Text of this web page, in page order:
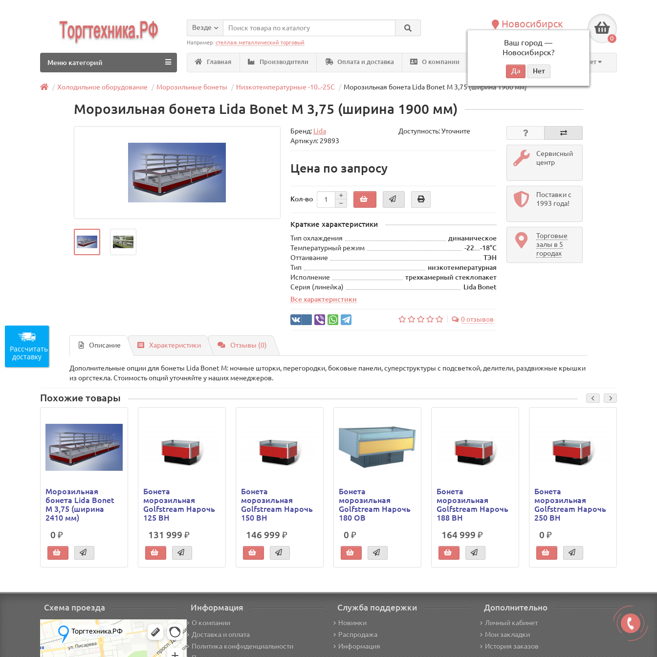
Новосибирск
Ваш город —
Новосибирск?
по будням, с 09:00 до 18:00
0
Везде
Например:стеллаж металлический торговый
Главная Производители Оплата и доставка О компании Личный кабинет
Меню категорий
Холодильное оборудование Морозильные бонеты Низкотемпературные -10..-25C Морозильная бонета Lida Bonet М 3,75 (ширина 1900 мм)
Морозильная бонета Lida Bonet М 3,75 (ширина 1900 мм)
Бренд: Lida
Доступность: Уточните
Артикул: 29893
Цена по запросу
Кол-во
Краткие характеристики
Тип охлаждения
динамическое
Температурный режим
-22...-18°С
Оттаивание
ТЭН
Тип
низкотемпературная
Исполнение
трехкамерный стеклопакет
Серия (линейка)
Lida Bonet
Все характеристики
0 отзывов
Сервисный
центр
Поставки с
1993 года!
Торговые
залы в 5
городах
Описание Характеристики Отзывы (0)
Дополнительные опции для бонеты Lida Bonet М: ночные шторки, перегородки, боковые панели, суперструктуры с подсветкой, делители, раздвижные крышки
из оргстекла. Стоимость опций уточняйте у наших менеджеров.
Похожие товары
Морозильная
бонета Lida Bonet
М 3,75 (ширина
2410 мм)
0 ₽
Бонета
морозильная
Golfstream Нарочь
125 ВН
131 999 ₽
Бонета
морозильная
Golfstream Нарочь
150 ВН
146 999 ₽
Бонета
морозильная
Golfstream Нарочь
180 OB
0 ₽
Бонета
морозильная
Golfstream Нарочь
188 ВН
164 999 ₽
Бонета
морозильная
Golfstream Нарочь
250 ВН
0 ₽
Схема проезда Информация
О компании
Доставка и оплата
Политика конфиденциальности
Служба поддержки
Новинки
Распродажа
Информация
Дополнительно
Личный кабинет
Мои закладки
История заказов
Рассчитать
доставку